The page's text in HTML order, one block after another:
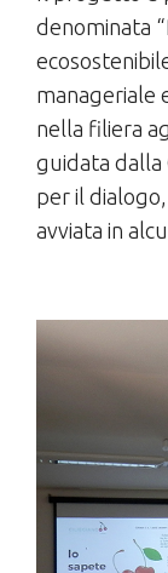
denominata
manageriale
nella filiera
guidata dalla
per il
avviata in